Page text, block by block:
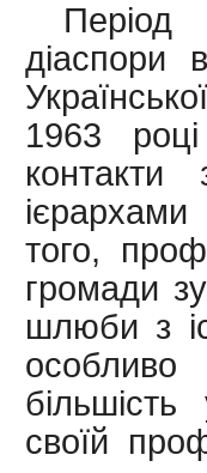
Період
діаспори
1963
контакти
того,
громади
шлюби з
своїй